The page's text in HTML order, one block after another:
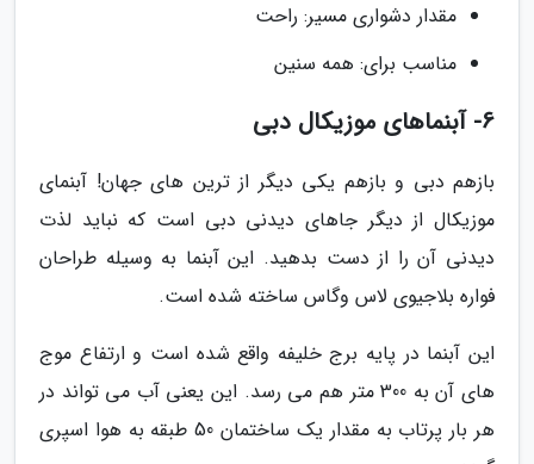
مقدار دشواری مسیر: راحت
مناسب برای: همه سنین
6- آبنماهای موزیکال دبی
بازهم دبی و بازهم یکی دیگر از ترین های جهان! آبنمای
موزیکال از دیگر جاهای دیدنی دبی است که نباید لذت
دیدنی آن را از دست بدهید. این آبنما به وسیله طراحان
فواره بلاجیوی لاس وگاس ساخته شده است.
این آبنما در پایه برج خلیفه واقع شده است و ارتفاع موج
های آن به 300 متر هم می رسد. این یعنی آب می تواند در
هر بار پرتاب به مقدار یک ساختمان 50 طبقه به هوا اسپری